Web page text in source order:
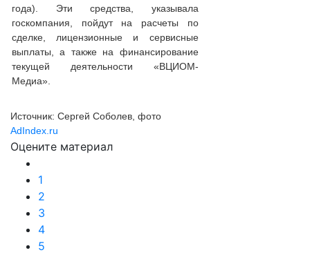
года). Эти средства, указывала
госкомпания, пойдут на расчеты по
сделке, лицензионные и сервисные
выплаты, а также на финансирование
текущей деятельности «ВЦИОМ-
Медиа».
Источник: Сергей Соболев, фото
AdIndex.ru
Подробнее:
Оцените материал
1
2
3
4
5